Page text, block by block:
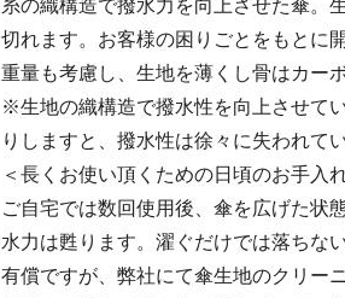
糸の織構造で撥水力を向上させた傘。
切れます。お客様の困りごとをもとに
重量も考慮し、生地を薄くし骨はカー
※生地の織構造で撥水性を向上させて
りしますと、撥水性は徐々に失われて
＜長くお使い頂くための日頃のお手入
ご自宅では数回使用後、傘を広げた状
水力は甦ります。濯ぐだけでは落ちな
有償ですが、弊社にて傘生地のクリー